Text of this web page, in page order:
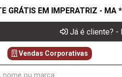
GRÁTIS EM IMPERATRIZ - MA
Já é cliente? -
Vendas Corporativas